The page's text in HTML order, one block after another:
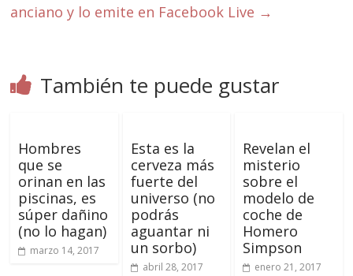
anciano y lo emite en Facebook Live →
También te puede gustar
Hombres
que se
orinan en las
piscinas, es
súper dañino
(no lo hagan)
marzo 14, 2017
Esta es la
cerveza más
fuerte del
universo (no
podrás
aguantar ni
un sorbo)
abril 28, 2017
Revelan el
misterio
sobre el
modelo de
coche de
Homero
Simpson
enero 21, 2017